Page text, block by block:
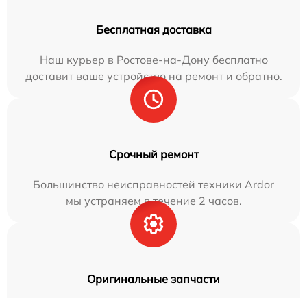
Бесплатная доставка
Наш курьер в Ростове-на-Дону бесплатно
доставит ваше устройство на ремонт и обратно.
Срочный ремонт
Большинство неисправностей техники Ardor
мы устраняем в течение 2 часов.
Оригинальные запчасти